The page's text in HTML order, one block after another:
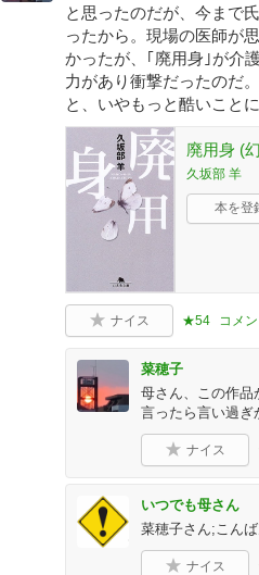
と思ったのだが、今まで
ったから。現場の医師が
かったが、｢廃用身｣が介
力があり衝撃だったのだ
と、いやもっと酷いこと
廃用身 (
久坂部 羊
本を登
ナイス ★54 コメ
菜穂子
母さん、この作品
言ったら言い過ぎ
ナイス
いつでも母さん
菜穂子さん;こんば
ナイス